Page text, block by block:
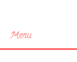
Menu